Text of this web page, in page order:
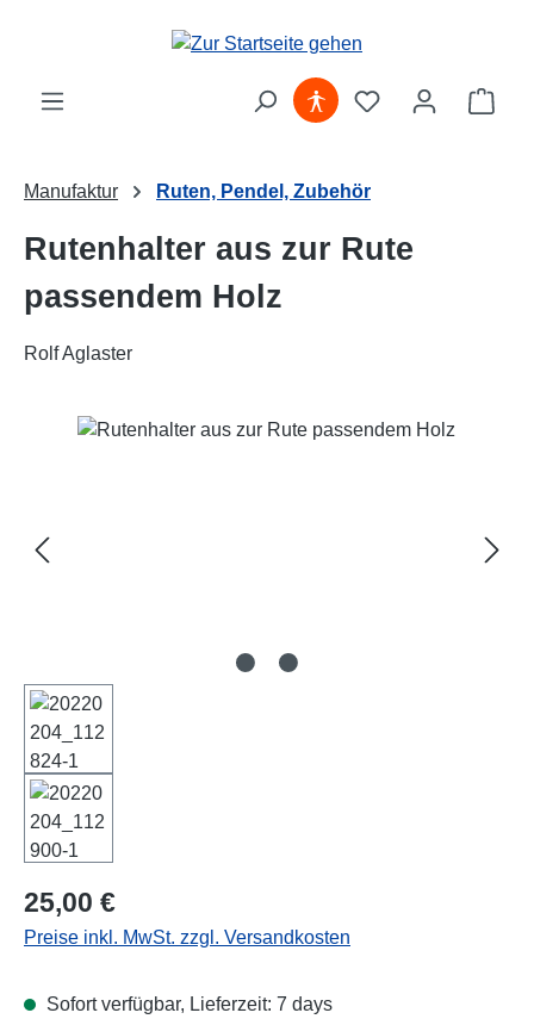
Zum Hauptinhalt springen
Manufaktur Ruten, Pendel, Zubehör
Rutenhalter aus zur Rute
passendem Holz
Rolf Aglaster
Regulärer Preis:
25,00 €
Preise inkl. MwSt. zzgl. Versandkosten
Sofort verfügbar, Lieferzeit: 7 days